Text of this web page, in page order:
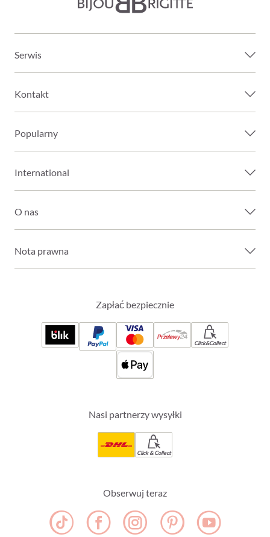
Serwis
Kontakt
Popularny
International
O nas
Nota prawna
Zapłać bezpiecznie
Click&Collect
Nasi partnerzy wysyłki
Click & Collect
Obserwuj teraz